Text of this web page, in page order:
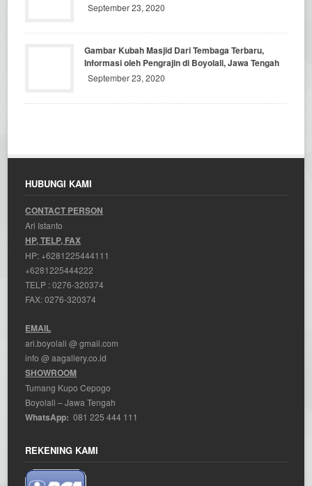
September 23, 2020
Gambar Kubah Masjid Dari Tembaga Terbaru,
Informasi oleh Pengrajin di Boyolali, Jawa Tengah
September 23, 2020
HUBUNGI KAMI
CONTACT PERSON
Ari Istanto
HP, TELP, FAX
HP: +6281225444111
+6281225444222
TELP :0276-320374
FAX: 0276-320374
EMAIL
ari.boyolali @ gmail.com
info @ aagallery.co.id
SHOWROOM
Tumang Kupo Cepogo
Boyolali – Jawa Tengah
WhatsApp: 081 225 444 111
REKENING KAMI